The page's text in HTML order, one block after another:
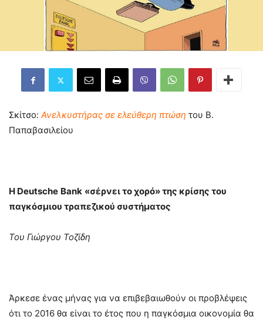
Σκίτσο: Ανελκυστήρας σε ελεύθερη πτώση του Β.
Παπαβασιλείου
Η Deutsche Bank «σέρνει το χορό» της κρίσης του
παγκόσμιου τραπεζικού συστήματος
Του Γιώργου Τοζίδη
Άρκεσε ένας μήνας για να επιβεβαιωθούν οι προβλέψεις
ότι το 2016 θα είναι το έτος που η παγκόσμια οικονομία θα